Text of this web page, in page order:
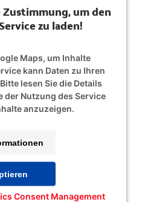
um den
zu laden!
Maps, um Inhalte
kann Daten zu Ihren
lesen Sie die Details
der Nutzung des Service
anzuzeigen.
Consent Management